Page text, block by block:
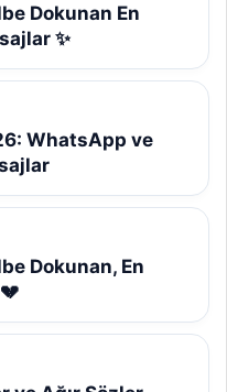
Dokunan En
✨
WhatsApp ve
Dokunan, En